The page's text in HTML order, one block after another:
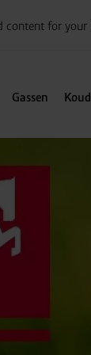
content for your
Gassen